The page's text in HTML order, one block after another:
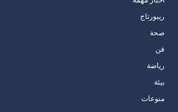
ريبورتاج
صحة
فن
رياضة
بيئة
منوعات